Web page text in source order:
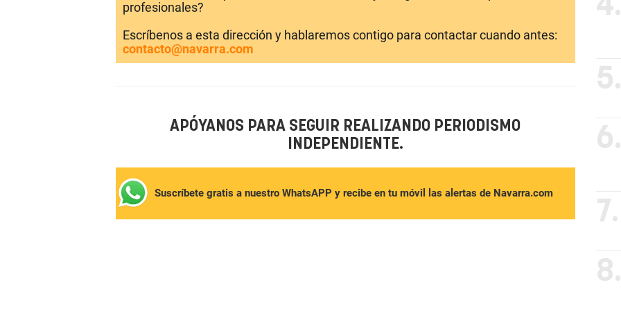
profesionales?
Escríbenos a esta dirección y hablaremos contigo para contactar cuando antes:
contacto@navarra.com
APÓYANOS PARA SEGUIR REALIZANDO PERIODISMO
INDEPENDIENTE.
Suscríbete gratis a nuestro WhatsAPP y recibe en tu móvil las alertas de Navarra.com
5.
6.
7.
8.